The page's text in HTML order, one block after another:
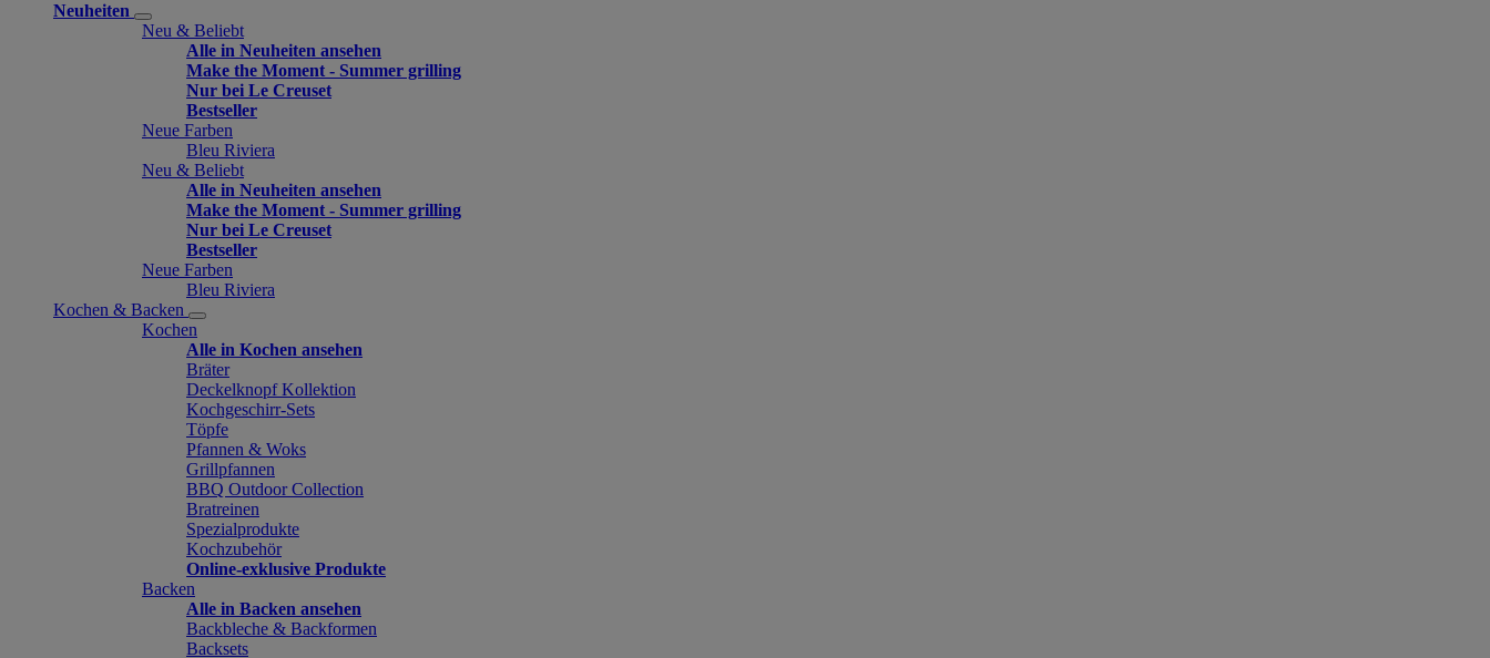
Neuheiten
Neu & Beliebt
Alle in Neuheiten ansehen
Make the Moment - Summer grilling
Nur bei Le Creuset
Bestseller
Neue Farben
Bleu Riviera
Neu & Beliebt
Alle in Neuheiten ansehen
Make the Moment - Summer grilling
Nur bei Le Creuset
Bestseller
Neue Farben
Bleu Riviera
Kochen & Backen
Kochen
Alle in Kochen ansehen
Bräter
Deckelknopf Kollektion
Kochgeschirr-Sets
Töpfe
Pfannen & Woks
Grillpfannen
BBQ Outdoor Collection
Bratreinen
Spezialprodukte
Kochzubehör
Online-exklusive Produkte
Backen
Alle in Backen ansehen
Backbleche & Backformen
Backsets